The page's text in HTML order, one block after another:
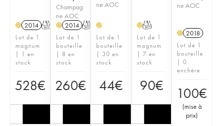
H 2014 T
Lot de 1
magnum
| 1 en
stock
528€
Champag
ne AOC
H 2014 T
Lot de 1
bouteille
| 8 en
stock
260€
ne AOC
H
Lot de 1
bouteille
| 30 en
stock
44€
HT
Lot de 1
magnum
| 7 en
stock
90€
ne AOC
H 2018
Lot de 1
bouteille
| 0
enchère
100€
(mise à
prix)